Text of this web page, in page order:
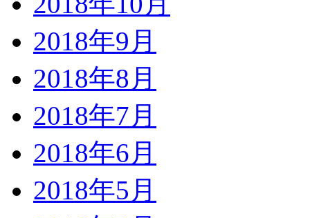
2018年9月
2018年8月
2018年7月
2018年6月
2018年5月